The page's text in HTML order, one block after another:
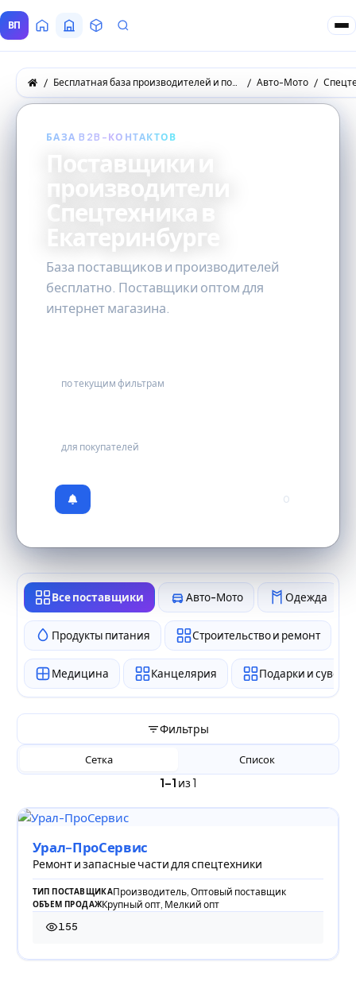
ВП ГлавнаяВсе Поставщики
ТоварыЗапросы покупателей
Бесплатная база производителей и поставщиков товаров оптом Авто-Мото
БАЗА B2B-КОНТАКТОВ
Поставщики и
производители
Спецтехника в
Екатеринбурге
База поставщиков и производителей
бесплатно. Поставщики оптом для
интернет магазина.
по текущим фильтрам
для покупателей
0
Все поставщики Авто-Мото Одежда
Продукты питания Строительство и ремонт
Медицина Канцелярия Подарки и
Фильтры
1–1 из 1
Сетка Список
Урал-ПроСервис
Ремонт и запасные части для спецтехники
ТИП ПОСТАВЩИКАПроизводитель, Оптовый поставщик
ОБЪЕМ ПРОДАЖКрупный опт, Мелкий опт
155
155 просмотров